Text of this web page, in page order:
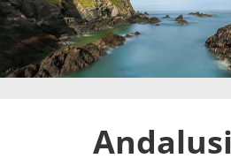
Zum
Inhalt
springen